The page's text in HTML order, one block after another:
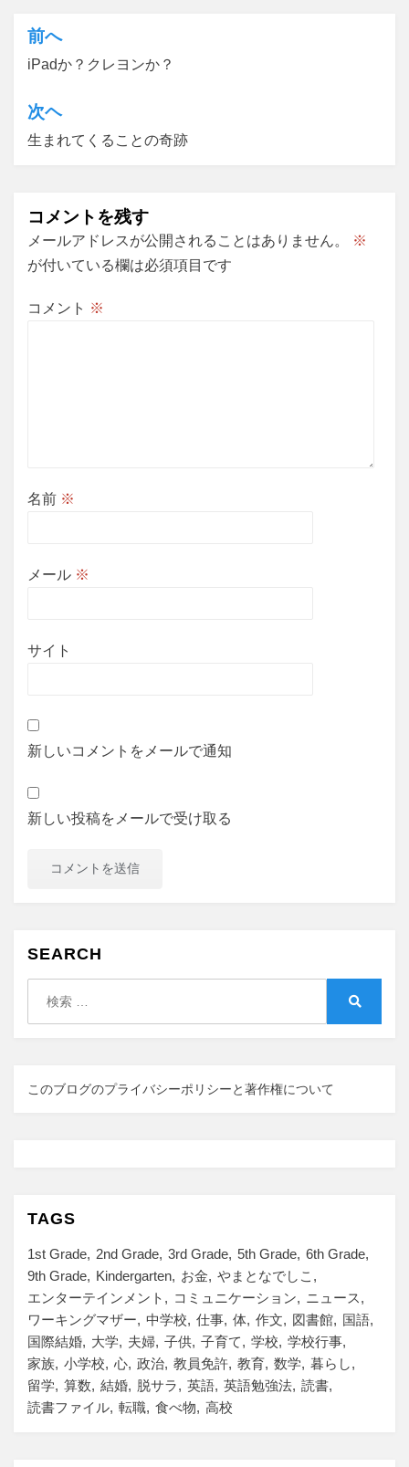
投
稿
ナ
ビ
シ
ョ
ン
前へ
iPadか？クレヨンか？
次ヘ
生まれてくることの奇跡
コメントを残す
メールアドレスが公開されることはありません。
※
が付いている欄は必須項目です
コメント ※
名前 ※
メール ※
サイト
新しいコメントをメールで通知
新しい投稿をメールで受け取る
SEARCH
このブログのプライバシーポリシーと著作権について
TAGS
1st Grade 2nd Grade 3rd Grade 5th Grade 6th Grade
9th Grade
Kindergarten お金
やまとなでしこ
エンターテインメント
コミュニケーション
ニュース
ワーキングマザー
中学校 仕事 体 作文 図書館
国語
国際結婚
大学 夫婦 子供 子育て 学校
学校行事
家族
小学校 心 政治 教員免許 教育 数学
暮らし
留学
算数 結婚 脱サラ 英語 英語勉強法 読書
読書ファイル 転職 食べ物 高校